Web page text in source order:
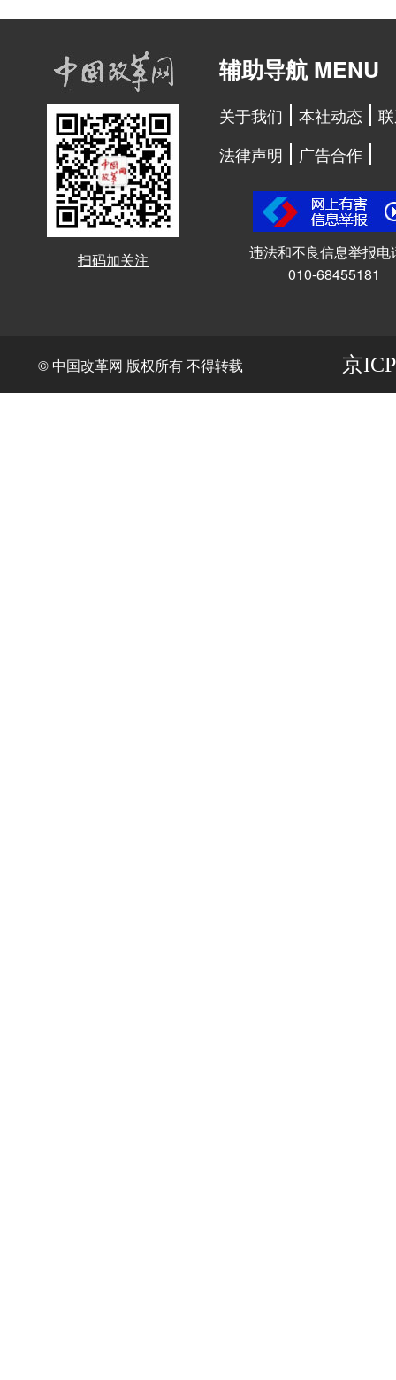
扫码加关注
辅助导航 MENU
关于我们 本社动态
法律声明
广告合作
违法和不良信息举报电
010-68455181
© 中国改革网 版权所有 不得转载 京